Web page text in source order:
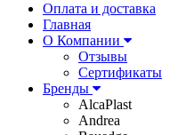
Оплата и доставка
Главная
О Компании
Отзывы
Сертификаты
Бренды
AlcaPlast
Andrea